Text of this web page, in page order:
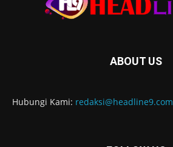
ABOUT US
Hubungi Kami: redaksi@headline9.com